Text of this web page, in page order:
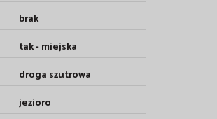
brak
tak - miejska
droga szutrowa
jezioro